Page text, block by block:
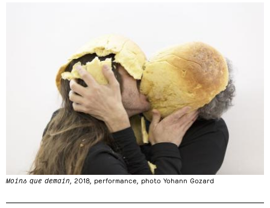
Moins que demain , 2018, performance, photo Yohann Gozard